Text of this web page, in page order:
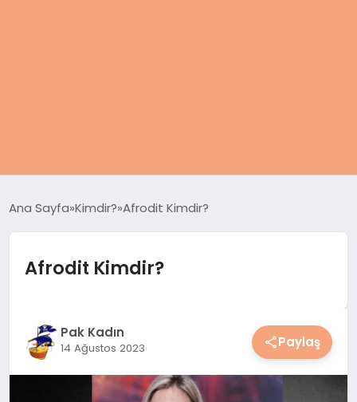
KADIN
SAĞLIK
SPOR & FITNESS
Ana Sayfa Kimdir? Afrodit Kimdir?
Afrodit Kimdir?
Pak Kadın
14 Ağustos 2023 Paylaş